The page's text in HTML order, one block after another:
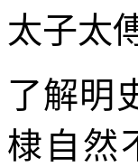
太子太
了解明
棣自然